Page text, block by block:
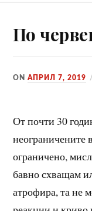
По
ONАПРИЛ 7, 2019
От почти 30
неограничените
ограничено,
бавно схващам
атрофира, та не